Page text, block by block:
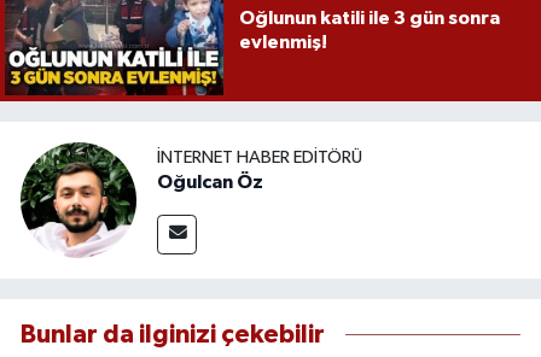
Oğlunun katili ile 3 gün sonra
evlenmiş!
İNTERNET HABER EDITÖRÜ
Oğulcan Öz
Bunlar da ilginizi çekebilir